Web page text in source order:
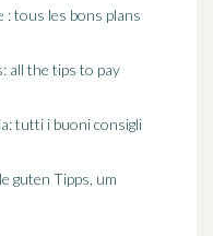
tous les bons plans
all the tips to pay
tutti i buoni consigli
guten Tipps, um